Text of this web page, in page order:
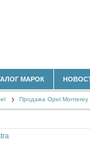
(14304)
МАРОК
Продажа Opel Monterey